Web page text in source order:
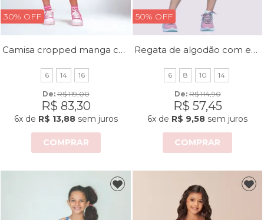
30% OFF
Camisa cropped manga curta com estampa
6 14 16
De: R$ 119,00
R$ 83,30
6xde R$ 13,88sem juros
COMPRAR
50% OFF
Regata de algodão com estampa em silk
6 8 10 14
De: R$ 114,90
R$ 57,45
6x de R$ 9,58 sem juros
COMPRAR